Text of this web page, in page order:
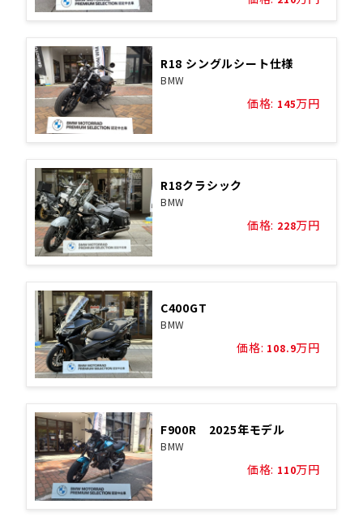
R18 シングルシート仕様
BMW
価格: 145万円
R18クラシック
BMW
価格: 228万円
C400GT
BMW
価格: 108.9万円
F900R 2025年モデル
BMW
価格: 110万円